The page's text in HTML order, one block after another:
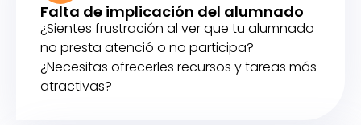
Falta de implicación del alumnado
¿Sientes frustración al ver que tu alumnado
no presta atenció o no participa?
¿Necesitas ofrecerles recursos y tareas más
atractivas?